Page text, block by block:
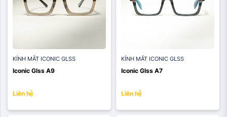
KÍNH MẮT ICONIC GLSS
Iconic Glss A9
Liên hệ
KÍNH MẮT ICONIC GLSS
Iconic Glss A7
Liên hệ